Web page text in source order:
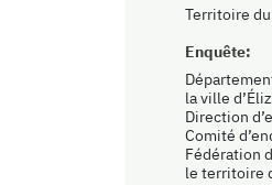
Territoire
Enquête:
la ville
Direction
Comité
Fédération
le territoire